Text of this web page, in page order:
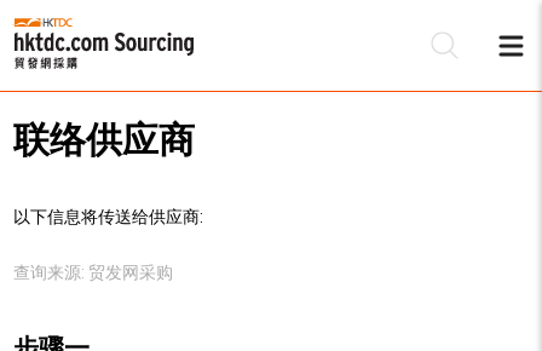
联络供应商
以下信息将传送给供应商:
查询来源: 贸发网采购